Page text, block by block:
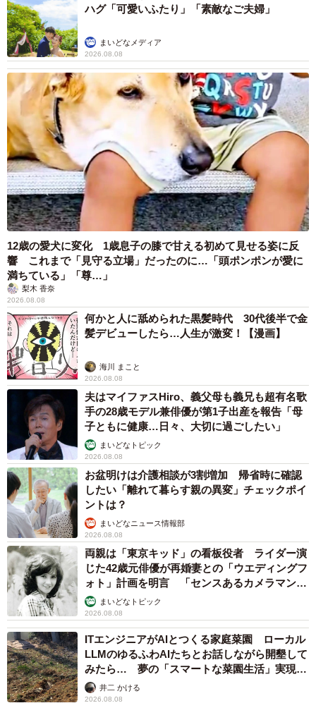
ハグ「可愛いふたり」「素敵なご夫婦」
まいどなメディア
2026.08.08
12歳の愛犬に変化 1歳息子の膝で甘える初めて見せる姿に反
響 これまで「見守る立場」だったのに…「頭ポンポンが愛に
満ちている」「尊…」
梨木 香奈
2026.08.08
何かと人に舐められた黒髪時代 30代後半で金
髪デビューしたら…人生が激変！【漫画】
海川 まこと
2026.08.08
夫はマイファスHiro、義父母も義兄も超有名歌
手の28歳モデル兼俳優が第1子出産を報告「母
子ともに健康…日々、大切に過ごしたい」
まいどなトピック
2026.08.08
お盆明けは介護相談が3割増加 帰省時に確認
したい「離れて暮らす親の異変」チェックポイ
ントは？
まいどなニュース情報部
2026.08.08
両親は「東京キッド」の看板役者 ライダー演
じた42歳元俳優が再婚妻との「ウエディングフ
ォト」計画を明言 「センスあるカメラマン求
む」まいどなトピック
2026.08.08
ITエンジニアがAIとつくる家庭菜園 ローカル
LLMのゆるふわAIたちとお話しながら開墾して
みたら… 夢の「スマートな菜園生活」実現な
るか井二 かける
2026.08.08